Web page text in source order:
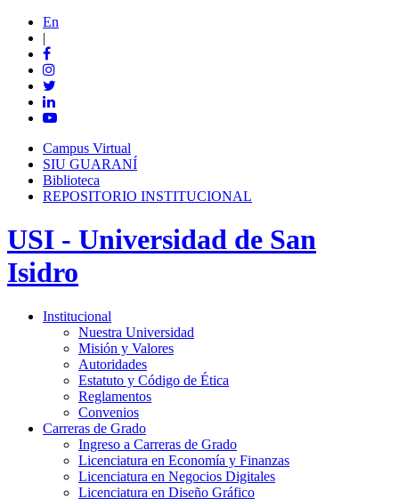
En
|
Campus Virtual
SIU GUARANÍ
Biblioteca
REPOSITORIO INSTITUCIONAL
USI - Universidad de San
Isidro
Institucional
Nuestra Universidad
Misión y Valores
Autoridades
Estatuto y Código de Ética
Reglamentos
Convenios
Carreras de Grado
Ingreso a Carreras de Grado
Licenciatura en Economía y Finanzas
Licenciatura en Negocios Digitales
Licenciatura en Diseño Gráfico